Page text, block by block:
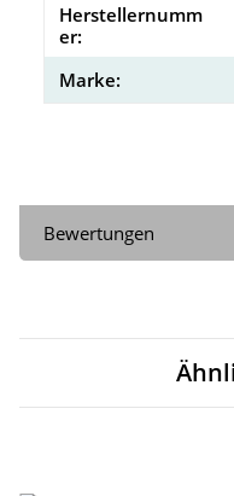
Herstellernumm
er:
Marke:
Bewertungen